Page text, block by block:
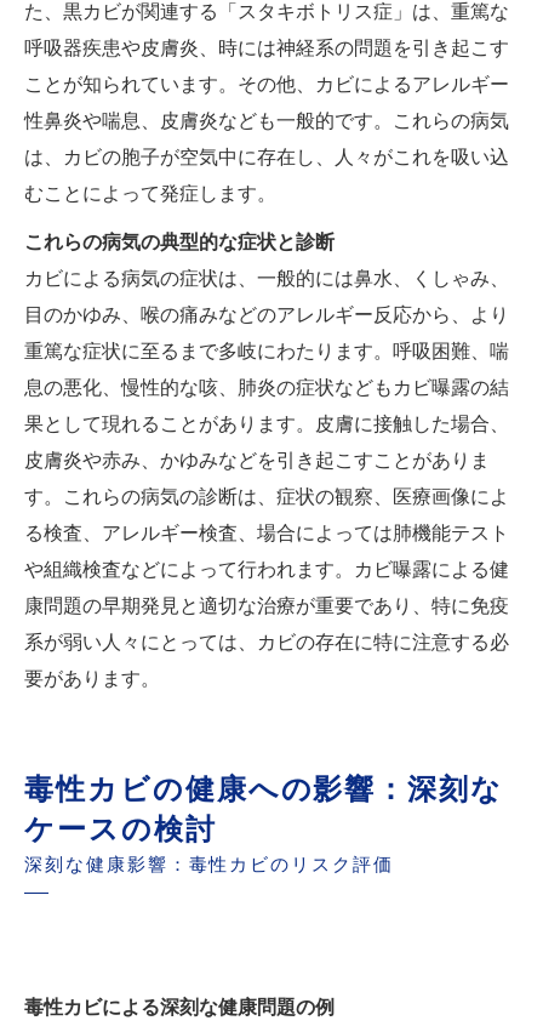
た、黒カビが関連する「スタキボトリス症」は、重篤な
呼吸器疾患や皮膚炎、時には神経系の問題を引き起こす
ことが知られています。その他、カビによるアレルギー
性鼻炎や喘息、皮膚炎なども一般的です。これらの病気
は、カビの胞子が空気中に存在し、人々がこれを吸い込
むことによって発症します。
これらの病気の典型的な症状と診断
カビによる病気の症状は、一般的には鼻水、くしゃみ、
目のかゆみ、喉の痛みなどのアレルギー反応から、より
重篤な症状に至るまで多岐にわたります。呼吸困難、喘
息の悪化、慢性的な咳、肺炎の症状などもカビ曝露の結
果として現れることがあります。皮膚に接触した場合、
皮膚炎や赤み、かゆみなどを引き起こすことがありま
す。これらの病気の診断は、症状の観察、医療画像によ
る検査、アレルギー検査、場合によっては肺機能テスト
や組織検査などによって行われます。カビ曝露による健
康問題の早期発見と適切な治療が重要であり、特に免疫
系が弱い人々にとっては、カビの存在に特に注意する必
要があります。
毒性カビの健康への影響：深刻な
ケースの検討
深刻な健康影響：毒性カビのリスク評価
毒性カビによる深刻な健康問題の例